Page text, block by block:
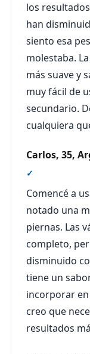
los
han
siento esa
molestaba.
más suave y
muy fácil de
secundario.
cualquiera
Carlos, 35,
✓
Comencé a
notado una
piernas. Las
completo,
disminuido
tiene un
incorporar
creo que
resultados